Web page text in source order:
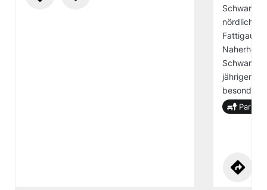
nördlichen
Fattigau.
jährigen
Park